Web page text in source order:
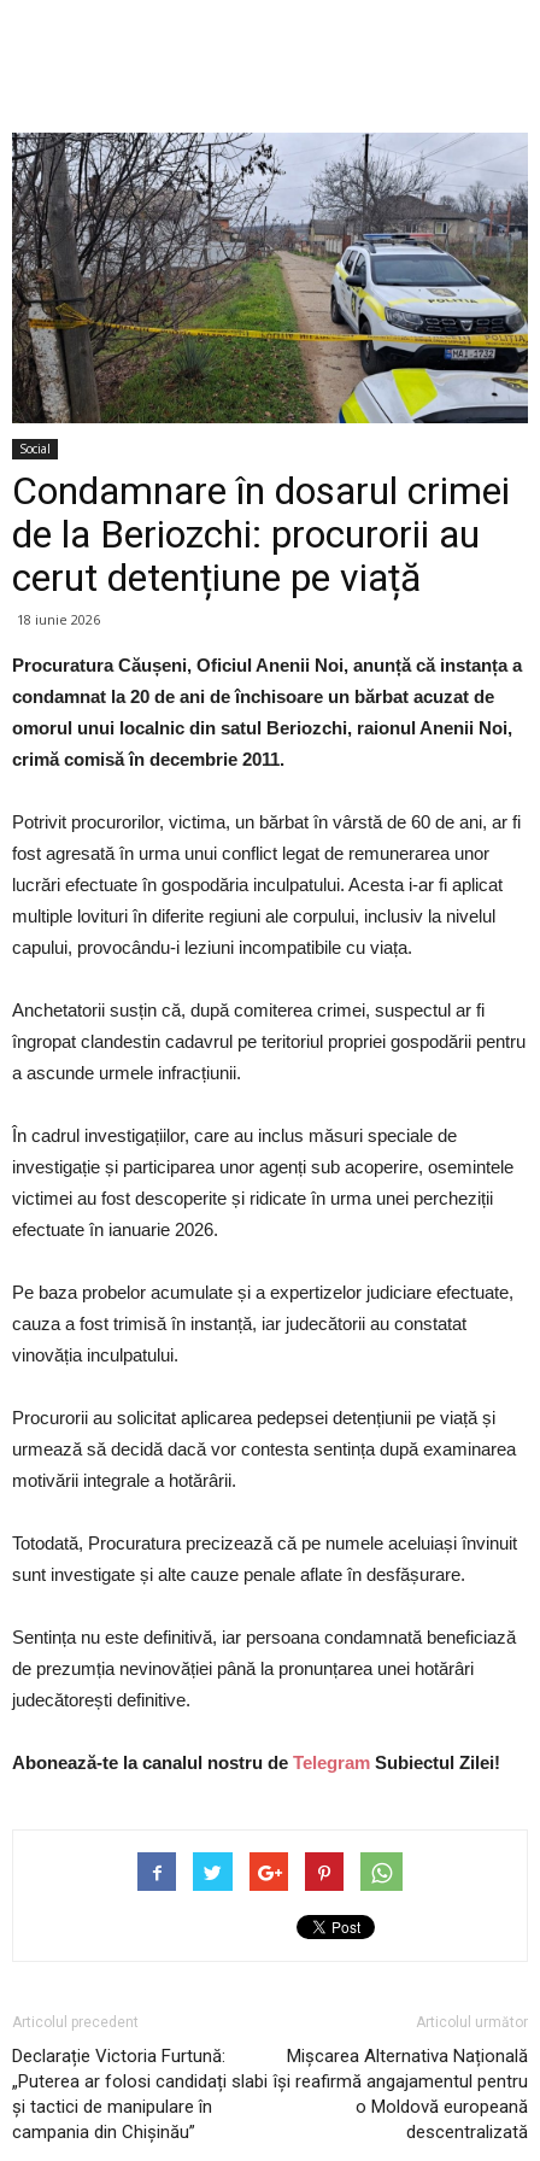
Social
Condamnare în dosarul crimei
de la Beriozchi: procurorii au
cerut detențiune pe viață
18 iunie 2026
Procuratura Căușeni, Oficiul Anenii Noi, anunță că instanța a
condamnat la 20 de ani de închisoare un bărbat acuzat de
omorul unui localnic din satul Beriozchi, raionul Anenii Noi,
crimă comisă în decembrie 2011.
Potrivit procurorilor, victima, un bărbat în vârstă de 60 de ani, ar fi
fost agresată în urma unui conflict legat de remunerarea unor
lucrări efectuate în gospodăria inculpatului. Acesta i-ar fi aplicat
multiple lovituri în diferite regiuni ale corpului, inclusiv la nivelul
capului, provocându-i leziuni incompatibile cu viața.
Anchetatorii susțin că, după comiterea crimei, suspectul ar fi
îngropat clandestin cadavrul pe teritoriul propriei gospodării pentru
a ascunde urmele infracțiunii.
În cadrul investigațiilor, care au inclus măsuri speciale de
investigație și participarea unor agenți sub acoperire, osemintele
victimei au fost descoperite și ridicate în urma unei percheziții
efectuate în ianuarie 2026.
Pe baza probelor acumulate și a expertizelor judiciare efectuate,
cauza a fost trimisă în instanță, iar judecătorii au constatat
vinovăția inculpatului.
Procurorii au solicitat aplicarea pedepsei detențiunii pe viață și
urmează să decidă dacă vor contesta sentința după examinarea
motivării integrale a hotărârii.
Totodată, Procuratura precizează că pe numele aceluiași învinuit
sunt investigate și alte cauze penale aflate în desfășurare.
Sentința nu este definitivă, iar persoana condamnată beneficiază
de prezumția nevinovăției până la pronunțarea unei hotărâri
judecătorești definitive.
Abonează-te la canalul nostru de Telegram Subiectul Zilei!
Articolul precedent
Declarație Victoria Furtună:
„Puterea ar folosi candidați slabi
și tactici de manipulare în
campania din Chișinău”
Articolul următor
Mișcarea Alternativa Națională
își reafirmă angajamentul pentru
o Moldovă europeană
descentralizată